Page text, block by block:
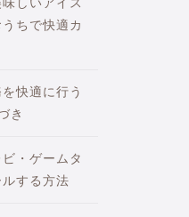
しいアイス
ちで快適カ
快適に行う
き
・ゲームタ
する方法